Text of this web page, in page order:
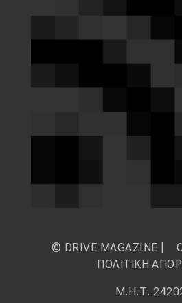
© DRIVE MAGAZINE |
ΠΟΛΙΤΙΚΗ
Μ.Η.Τ.